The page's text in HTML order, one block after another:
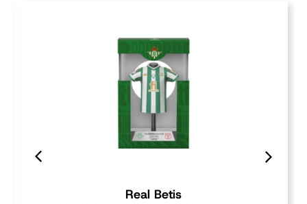
Real Betis